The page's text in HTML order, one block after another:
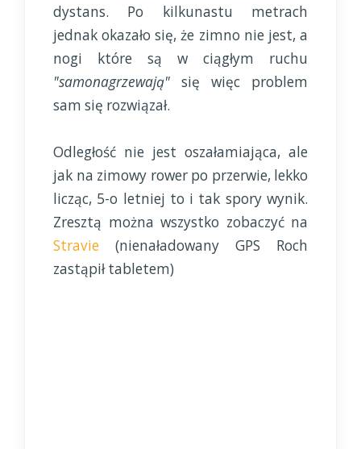
dystans. Po kilkunastu metrach
jednak okazało się, że zimno nie jest, a
nogi które są w ciągłym ruchu
"samonagrzewają" się więc problem
sam się rozwiązał.
Odległość nie jest oszałamiająca, ale
jak na zimowy rower po przerwie, lekko
licząc, 5-o letniej to i tak spory wynik.
Zresztą można wszystko zobaczyć na
Stravie (nienaładowany GPS Roch
zastąpił tabletem)